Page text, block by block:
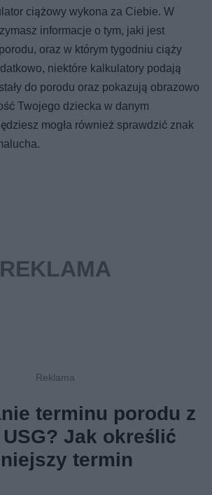
ciążowy wykona za Ciebie. W
informacje o tym, jaki jest
oraz w którym tygodniu ciąży
niektóre kalkulatory podają
do porodu oraz pokazują obrazowo
Twojego dziecka w danym
mogła również sprawdzić znak
terminu porodu z
Jak określić
termin